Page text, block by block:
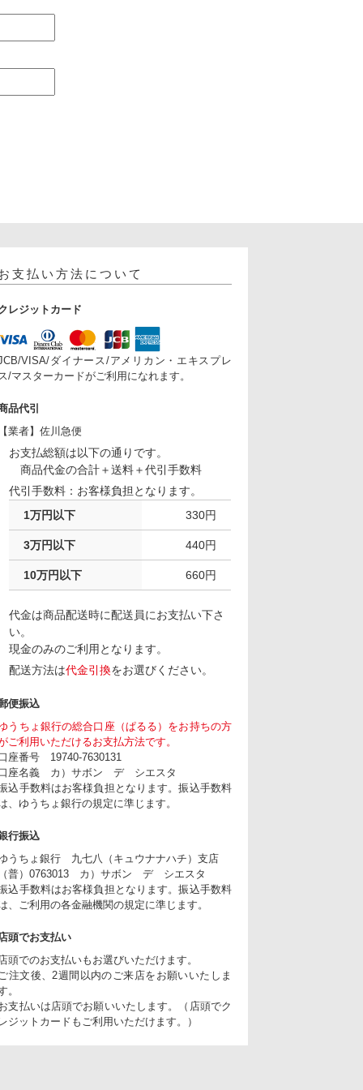
支払い方法について
レジットカード
VISA/ダイナース/アメリカン・エキスプレ
/マスターカードがご利用になれます。
品代引
業者】佐川急便
お支払総額は以下の通りです。
商品代金の合計＋送料＋代引手数料
代引手数料：お客様負担となります。
1万円以下
330円
3万円以下 440円
10万円以下 660円
代金は商品配送時に配送員にお支払い下さ
い。
現金のみのご利用となります。
配送方法は代金引換をお選びください。
便振込
うちょ銀行の総合口座（ぱるる）をお持ちの方
ご利用いただけるお支払方法です。
座番号 19740-7630131
座名義 カ）サボン デ シエスタ
込手数料はお客様負担となります。振込手数料
、ゆうちょ銀行の規定に準じます。
行振込
うちょ銀行 九七八（キュウナナハチ）支店
普）0763013 カ）サボン デ シエスタ
込手数料はお客様負担となります。振込手数料
、ご利用の各金融機関の規定に準じます。
頭でお支払い
頭でのお支払いもお選びいただけます。
注文後、2週間以内のご来店をお願いいたしま
。
支払いは店頭でお願いいたします。（店頭でク
ジットカードもご利用いただけます。）